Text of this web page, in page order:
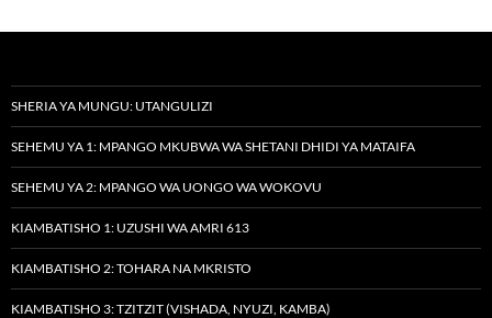
SHERIA YA MUNGU: UTANGULIZI
SEHEMU YA 1: MPANGO MKUBWA WA SHETANI DHIDI YA MATAIFA
SEHEMU YA 2: MPANGO WA UONGO WA WOKOVU
KIAMBATISHO 1: UZUSHI WA AMRI 613
KIAMBATISHO 2: TOHARA NA MKRISTO
KIAMBATISHO 3: TZITZIT (VISHADA, NYUZI, KAMBA)